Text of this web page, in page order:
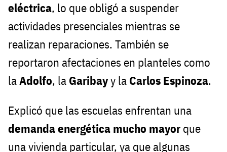
eléctrica, lo que obligó a suspender
actividades presenciales mientras se
realizan reparaciones. También se
reportaron afectaciones en planteles como
laAdolfo, la Garibayy la Carlos Espinoza.
Explicó que las escuelas enfrentan una
demanda energética mucho mayor que
una vivienda particular, ya que algunas